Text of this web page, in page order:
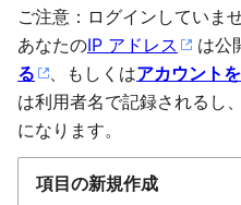
ご注意：ログインしていま
あなたのIP アドレス は公
る
、もしくはアカウント
は利用者名で記録されるし
になります。
項目の新規作成